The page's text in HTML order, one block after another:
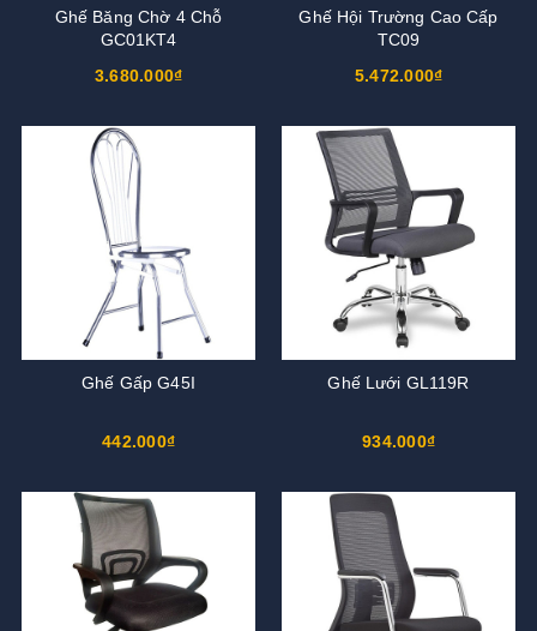
Ghế Băng Chờ 4 Chỗ
GC01KT4
3.680.000₫
Ghế Hội Trường Cao Cấp
TC09
5.472.000₫
Ghế Gấp G45I
442.000₫
Ghế Lưới GL119R
934.000₫